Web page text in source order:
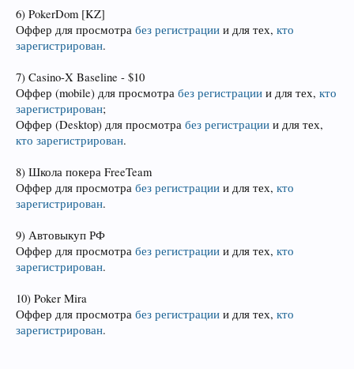
6) PokerDom [KZ]
Оффер для просмотра без регистрации и для тех, кто
зарегистрирован.
7) Casino-X Baseline - $10
Оффер (mobile) для просмотра без регистрации и для тех, кто
зарегистрирован;
Оффер (Desktop) для просмотра без регистрации и для тех,
кто зарегистрирован.
8) Школа покера FreeTeam
Оффер для просмотра без регистрации и для тех, кто
зарегистрирован.
9) Автовыкуп РФ
Оффер для просмотра без регистрации и для тех, кто
зарегистрирован.
10) Poker Mira
Оффер для просмотра без регистрации и для тех, кто
зарегистрирован.